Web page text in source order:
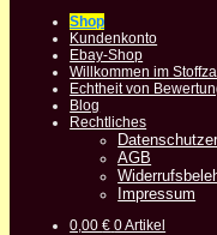
Shop
Kundenkonto
Ebay-Shop
Willkommen im
Echtheit von
Blog
Rechtliches
AGB
Impressum
0,00€ 0 Artikel